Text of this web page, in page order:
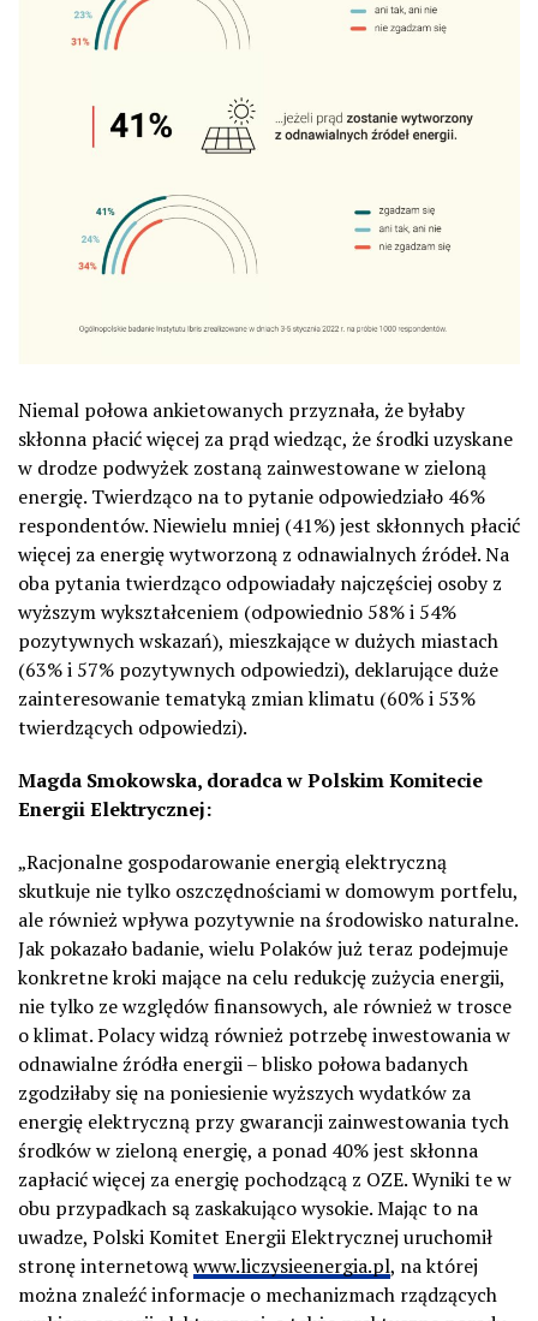
Niemal połowa ankietowanych przyznała, że byłaby
skłonna płacić więcej za prąd wiedząc, że środki uzyskane
w drodze podwyżek zostaną zainwestowane w zieloną
energię. Twierdząco na to pytanie odpowiedziało 46%
respondentów. Niewielu mniej (41%) jest skłonnych płacić
więcej za energię wytworzoną z odnawialnych źródeł. Na
oba pytania twierdząco odpowiadały najczęściej osoby z
wyższym wykształceniem (odpowiednio 58% i 54%
pozytywnych wskazań), mieszkające w dużych miastach
(63% i 57% pozytywnych odpowiedzi), deklarujące duże
zainteresowanie tematyką zmian klimatu (60% i 53%
twierdzących odpowiedzi).
Magda Smokowska, doradca w Polskim Komitecie
Energii Elektrycznej:
„Racjonalne gospodarowanie energią elektryczną
skutkuje nie tylko oszczędnościami w domowym portfelu,
ale również wpływa pozytywnie na środowisko naturalne.
Jak pokazało badanie, wielu Polaków już teraz podejmuje
konkretne kroki mające na celu redukcję zużycia energii,
nie tylko ze względów finansowych, ale również w trosce
o klimat. Polacy widzą również potrzebę inwestowania w
odnawialne źródła energii – blisko połowa badanych
zgodziłaby się na poniesienie wyższych wydatków za
energię elektryczną przy gwarancji zainwestowania tych
środków w zieloną energię, a ponad 40% jest skłonna
zapłacić więcej za energię pochodzącą z OZE. Wyniki te w
obu przypadkach są zaskakująco wysokie. Mając to na
uwadze, Polski Komitet Energii Elektrycznej uruchomił
stronę internetowąwww.liczysieenergia.pl, na której
można znaleźć informacje o mechanizmach rządzących